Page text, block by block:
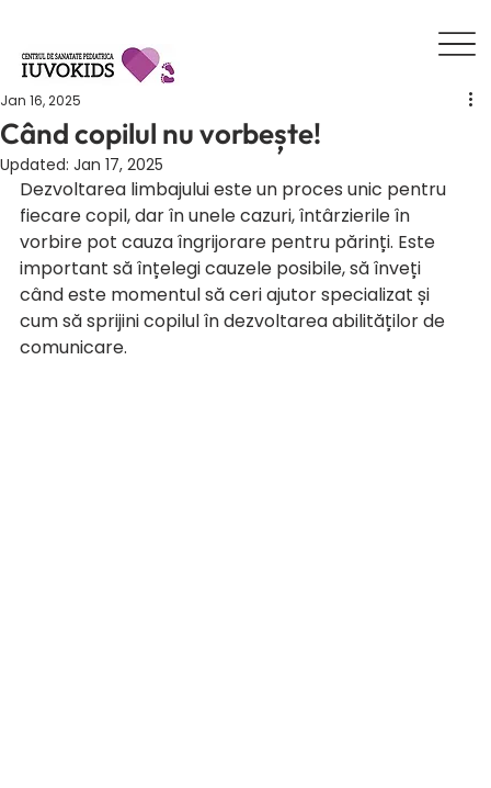
Când copilul nu vorbește!
Jan 16, 2025
Updated: Jan 17, 2025
Dezvoltarea limbajului este un proces unic pentru
fiecare copil, dar în unele cazuri, întârzierile în
vorbire pot cauza îngrijorare pentru părinți. Este
important să înțelegi cauzele posibile, să înveți
când este momentul să ceri ajutor specializat și
cum să sprijini copilul în dezvoltarea abilităților de
comunicare.